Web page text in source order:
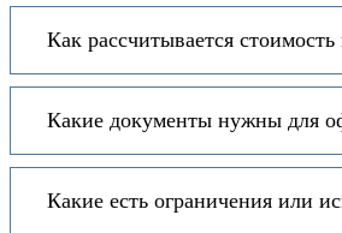
Как рассчитывается
Какие документы нужны для
Какие есть ограничения или